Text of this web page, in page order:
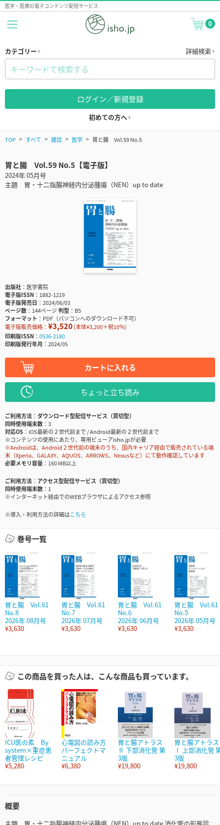
医学・医療の電子コンテンツ配信サービス
0
カテゴリー 詳細検索
ログイン／新規登録
初めての方へ
TOP すべて 雑誌 医学 胃と腸 Vol.59 No.5
胃と腸 Vol.59 No.5【電子版】
2024年 05月号
主題 胃・十二指腸神経内分泌腫瘍（NEN）up to date
出版社
医学書院
電子版ISSN
1882-1219
電子版発売日
2024/06/03
ページ数
144ページ判型
B5
フォーマット
PDF（パソコンへのダウンロード不可）
電子版販売価格： ¥3,520(本体¥3,200＋税10％)
印刷版ISSN
0536-2180
印刷版発行年月
2024/05
カートに入れる
ちょっと立ち読み
ご利用方法
ダウンロード型配信サービス（買切型）
同時使用端末数
3
対応OS
iOS最新の２世代前まで / Android最新の２世代前まで
※コンテンツの使用にあたり、専用ビューアisho.jpが必要
※Androidは、Android２世代前の端末のうち、国内キャリア経由で販売されている端
末（Xperia、GALAXY、AQUOS、ARROWS、Nexusなど）にて動作確認しています
必要メモリ容量
160 MB以上
ご利用方法
アクセス型配信サービス（買切型）
同時使用端末数
1
※インターネット経由でのWEBブラウザによるアクセス参照
※導入・利用方法の詳細はこちら
巻号一覧
胃と腸 Vol.61
No.8
2026年 08月号
¥3,630
胃と腸 Vol.61
No.7
2026年 07月号
¥3,630
胃と腸 Vol.61
No.6
2026年 06月号
¥3,630
胃と腸 Vol.61
No.5
2026年 05月号
¥3,630
この商品を買った人は、こんな商品も買っています。
ICU医の素 By
system×重症患
者管理レシピ
¥5,280
心電図の読み方
パーフェクトマ
ニュアル
¥6,380
胃と腸アトラス
Ⅱ 下部消化管 第
3版
¥19,800
胃と腸アトラス
Ⅰ 上部消化管
3版
¥19,800
概要